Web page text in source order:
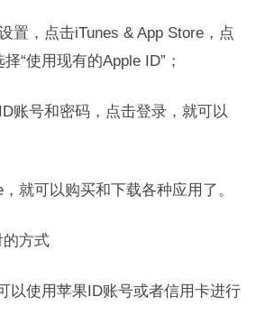
置，点击iTunes & App Store，点
“使用现有的Apple ID”；
账号和密码，点击登录，就可以
，就可以购买和下载各种应用了。
的方式
以使用苹果ID账号或者信用卡进行